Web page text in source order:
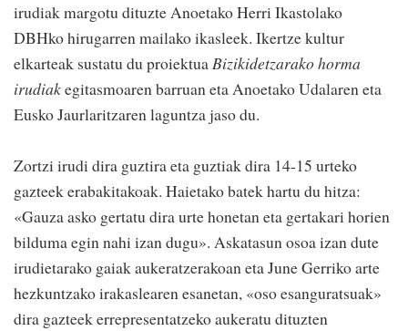
irudiak margotu dituzte Anoetako Herri Ikastolako
DBHko hirugarren mailako ikasleek. Ikertze kultur
elkarteak sustatu du proiektuaBizikidetzarako horma
irudiakegitasmoaren barruan eta Anoetako Udalaren eta
Eusko Jaurlaritzaren laguntza jaso du.
Zortzi irudi dira guztira eta guztiak dira 14-15 urteko
gazteek erabakitakoak. Haietako batek hartu du hitza:
«Gauza asko gertatu dira urte honetan eta gertakari horien
bilduma egin nahi izan dugu». Askatasun osoa izan dute
irudietarako gaiak aukeratzerakoan eta June Gerriko arte
hezkuntzako irakaslearen esanetan, «oso esanguratsuak»
dira gazteek errepresentatzeko aukeratu dituzten